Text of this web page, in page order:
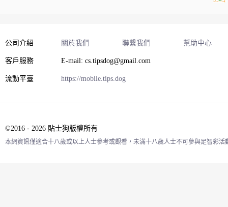
公司介紹 關於我們 聯繫我們 幫助中心
客戶服務 E-mail: cs.tipsdog@gmail.com
流動平臺 https://mobile.tips.dog
©2016 - 2026 貼士狗版權所有
本網資訊僅適合十八歲或以上人士參考或觀看，未滿十八歲人士不可參與足智彩